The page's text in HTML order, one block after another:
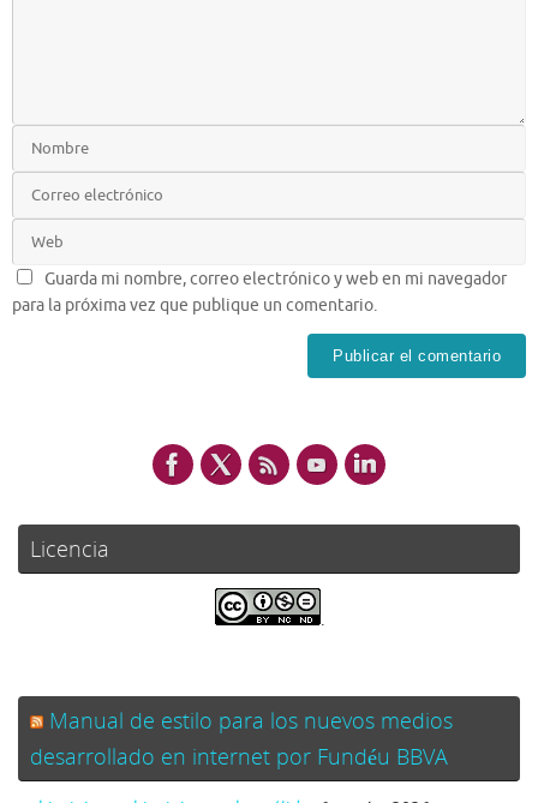
Guarda mi nombre, correo electrónico y web en mi navegador
para la próxima vez que publique un comentario.
Licencia
.
Manual de estilo para los nuevos medios
desarrollado en internet por Fundéu BBVA